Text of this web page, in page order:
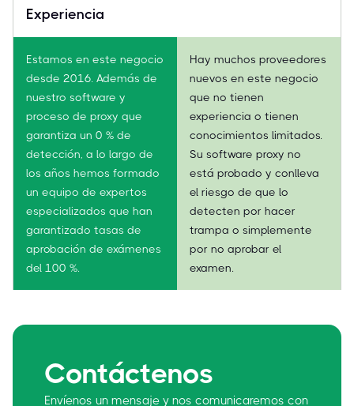
Experiencia
Estamos en este negocio
desde 2016. Además de
nuestro software y
proceso de proxy que
garantiza un 0 % de
detección, a lo largo de
los años hemos formado
un equipo de expertos
especializados que han
garantizado tasas de
aprobación de exámenes
del 100 %.
Hay muchos proveedores
nuevos en este negocio
que no tienen
experiencia o tienen
conocimientos limitados.
Su software proxy no
está probado y conlleva
el riesgo de que lo
detecten por hacer
trampa o simplemente
por no aprobar el
examen.
Contáctenos
Envíenos un mensaje y nos comunicaremos con